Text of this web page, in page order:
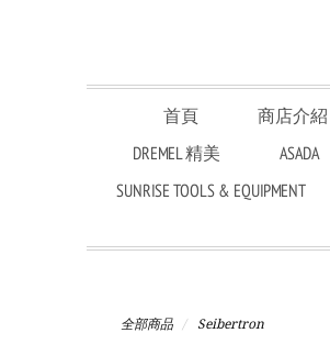
首頁
商店介紹
DREMEL 精美
ASADA
SUNRISE TOOLS & EQUIPMENT
全部商品 Seibertron